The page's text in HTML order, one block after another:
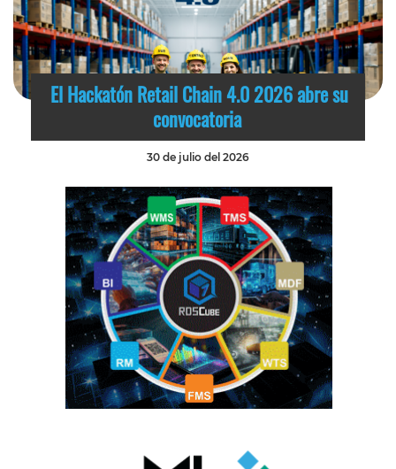
El Hackatón Retail Chain 4.0 2026 abre su
convocatoria
30 de julio del 2026